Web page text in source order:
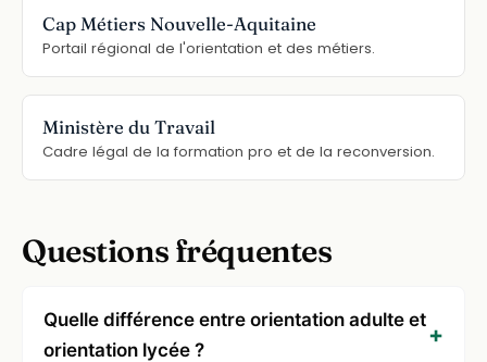
Cap Métiers Nouvelle-Aquitaine
Portail régional de l'orientation et des métiers.
Ministère du Travail
Cadre légal de la formation pro et de la reconversion.
Questions fréquentes
Quelle différence entre orientation adulte et
orientation lycée ?